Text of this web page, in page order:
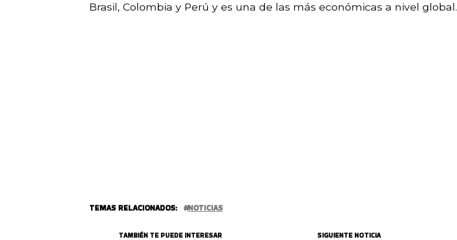
Brasil, Colombia y Perú y es una de las más económicas a nivel global.
TEMAS RELACIONADOS: NOTICIAS
SIGUIENTE NOTICIA
TAMBIÉN TE PUEDE INTERESAR